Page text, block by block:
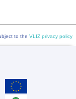
to the VLIZ privacy policy